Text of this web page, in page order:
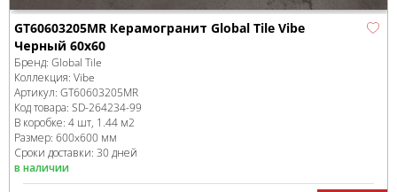
GT60603205MR Керамогранит Global Tile Vibe
Черный 60x60
Бренд: Global Tile
Коллекция: Vibe
Артикул: GT60603205MR
Код товара: SD-264234-99
В коробке: 4 шт, 1.44 м2
Размер: 600x600 мм
Сроки доставки: 30 дней
в наличии